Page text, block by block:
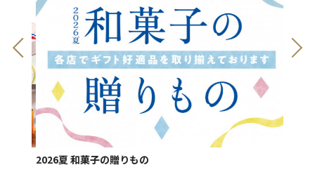
2026夏 和菓子の贈りもの